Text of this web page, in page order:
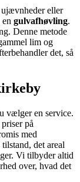
ujævnheder eller
gulvafhøvling.
Denne metode
lim og
det, så
vælger en service.
på
med
det areal
Vi tilbyder altid
over, hvad det